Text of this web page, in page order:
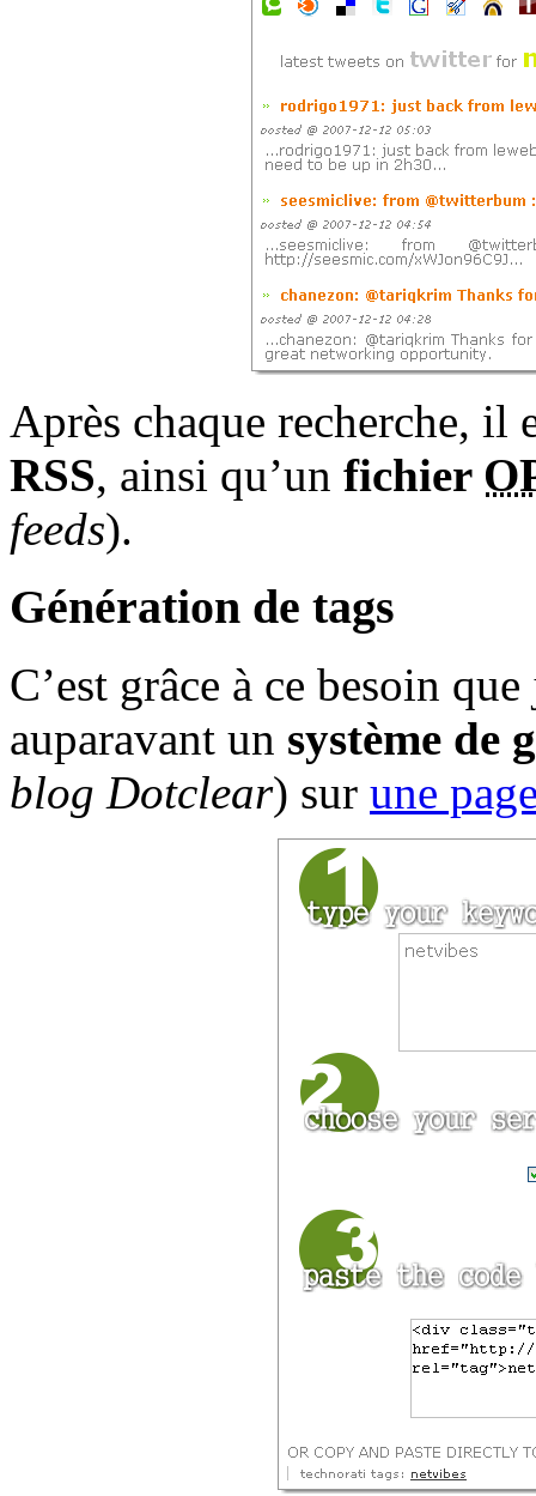
Après chaque recherche, il
RSS, ainsi qu’un fichier
feeds).
Génération de tags
C’est grâce à ce besoin
auparavant un système de
blog Dotclear) sur une